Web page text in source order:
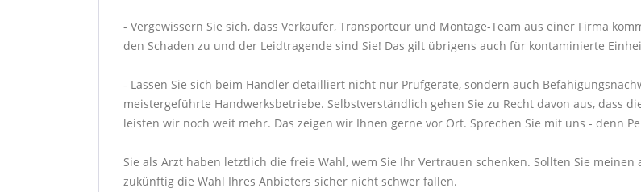
- Vergewissern Sie sich, dass Verkäufer, Transporteur und Montage-Team aus einer Firma
den Schaden zu und der Leidtragende sind Sie! Das gilt übrigens auch für kontaminierte
- Lassen Sie sich beim Händler detailliert nicht nur Prüfgeräte, sondern auch
meistergeführte Handwerksbetriebe. Selbstverständlich gehen Sie zu Recht davon aus, dass
leisten wir noch weit mehr. Das zeigen wir Ihnen gerne vor Ort. Sprechen Sie mit uns - denn
Sie als Arzt haben letztlich die freie Wahl, wem Sie Ihr Vertrauen schenken. Sollten Sie
zukünftig die Wahl Ihres Anbieters sicher nicht schwer fallen.